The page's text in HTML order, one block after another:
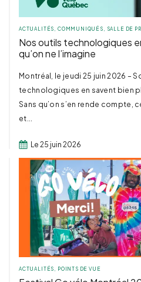
ACTUALITÉS COMMUNIQUÉS SALLE DE
Nos outils technologiques
qu’on ne l’imagine
Montréal, le jeudi 25 juin 2026 –
technologiques en savent bien
Sans qu’on s’en rende
et...
Le 25 juin 2026
ACTUALITÉS, POINTS DE VUE